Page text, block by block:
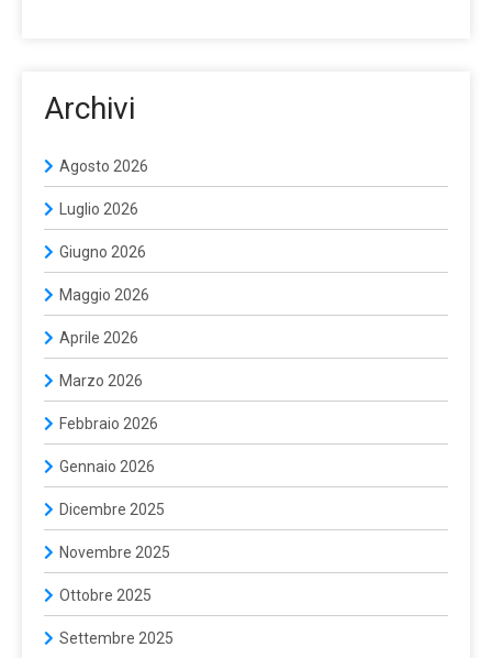
Archivi
Agosto 2026
Luglio 2026
Giugno 2026
Maggio 2026
Aprile 2026
Marzo 2026
Febbraio 2026
Gennaio 2026
Dicembre 2025
Novembre 2025
Ottobre 2025
Settembre 2025